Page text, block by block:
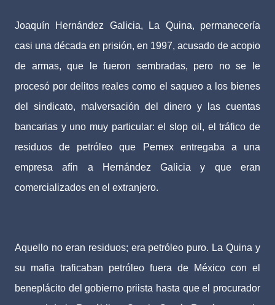
Joaquín Hernández Galicia, La Quina, permanecería
casi una década en prisión, en 1997, acusado de acopio
de armas, que le fueron sembradas, pero no se le
procesó por delitos reales como el saqueo a los bienes
del sindicato, malversación del dinero y las cuentas
bancarias y uno muy particular: el slop oil, el tráfico de
residuos de petróleo que Pemex entregaba a una
empresa afín a Hernández Galicia y que eran
comercializados en el extranjero.
Aquello no eran residuos; era petróleo puro. La Quina y
su mafia traficaban petróleo fuera de México con el
beneplácito del gobierno priista hasta que el procurador